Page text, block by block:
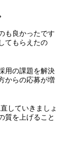
も良かったです
てもらえたの
用の課題を解決
からの応募が増
していきましょ
質を上げること